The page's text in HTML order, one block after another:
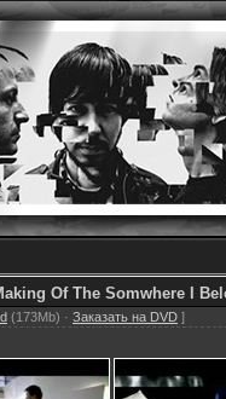
Of The Somwhere I
(173Mb) · Заказать на DVD ]